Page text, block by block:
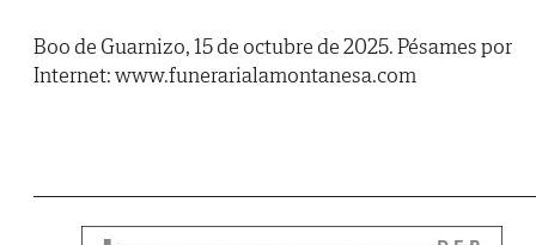
Boo de Guarnizo, 15 de octubre de 2025. Pésames por
Internet: www.funerarialamontanesa.com